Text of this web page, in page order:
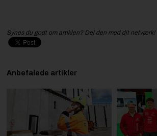
Synes du godt om artiklen? Del den med dit netværk!
Anbefalede artikler